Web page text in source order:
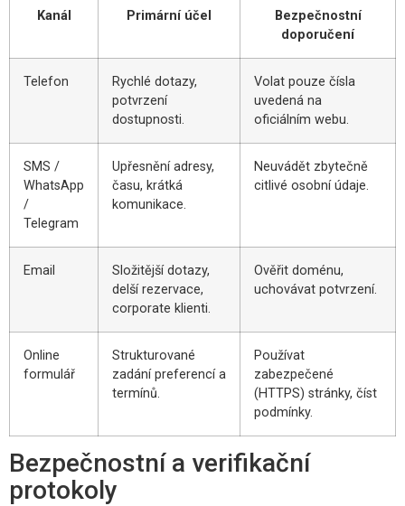
Kanál Primární účel
Bezpečnostní
doporučení
Telefon
Rychlé dotazy,
potvrzení
dostupnosti.
Volat pouze čísla
uvedená na
oficiálním webu.
SMS /
WhatsApp
/
Telegram
Upřesnění adresy,
času, krátká
komunikace.
Neuvádět zbytečně
citlivé osobní údaje.
Email
Složitější dotazy,
delší rezervace,
corporate klienti.
Ověřit doménu,
uchovávat potvrzení.
Online
formulář
Strukturované
zadání preferencí a
termínů.
Používat
zabezpečené
(HTTPS) stránky, číst
podmínky.
Bezpečnostní a verifikační
protokoly